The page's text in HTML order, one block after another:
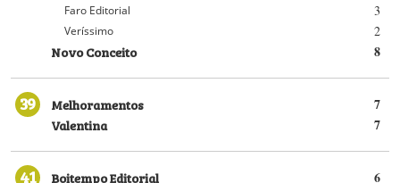
3
Faro Editorial
2
Veríssimo
8
Novo Conceito
39 7
Melhoramentos
7
Valentina
41 6
Boitempo Editorial